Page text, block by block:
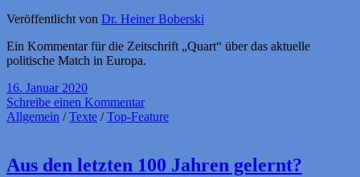
Veröffentlicht von Dr. Heiner Boberski
Ein Kommentar für die Zeitschrift „Quart“ über das aktuelle
politische Match in Europa.
16. Januar 2020
Schreibe einen Kommentar
Allgemein /Texte /Top-Feature
Aus den letzten 100 Jahren gelernt?